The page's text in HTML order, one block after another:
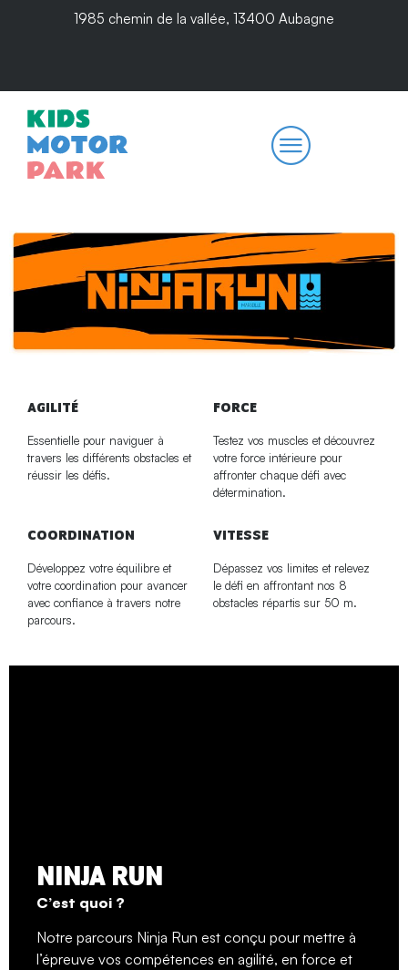
1985 chemin de la vallée, 13400 Aubagne
AGILITÉ
Essentielle pour naviguer à
travers les différents obstacles et
réussir les défis.
FORCE
Testez vos muscles et découvrez
votre force intérieure pour
affronter chaque défi avec
détermination.
COORDINATION
Développez votre équilibre et
votre coordination pour avancer
avec confiance à travers notre
parcours.
VITESSE
Dépassez vos limites et relevez
le défi en affrontant nos 8
obstacles répartis sur 50 m.
NINJA RUN
C’est quoi ?
Notre parcours Ninja Run est conçu pour mettre à
l’épreuve vos compétences en agilité, en force et